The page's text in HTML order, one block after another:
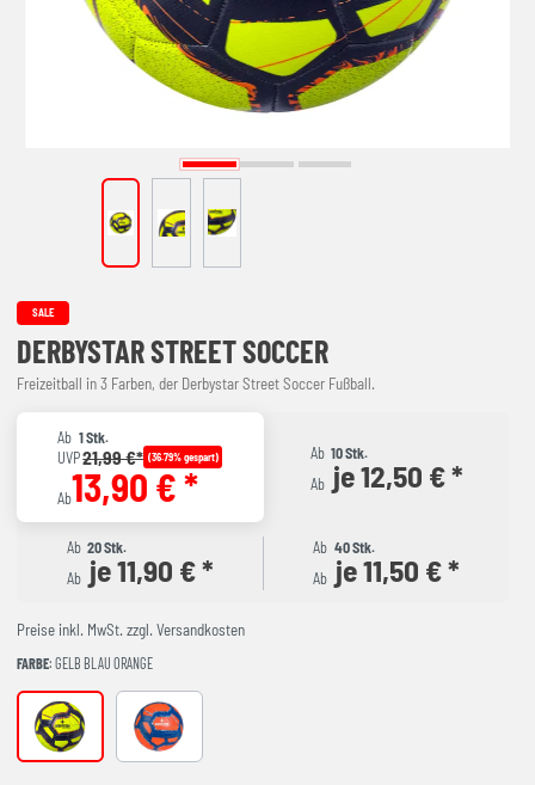
SALE
DERBYSTAR STREET SOCCER
Freizeitball in 3 Farben, der Derbystar Street Soccer Fußball.
Ab 1 Stk.
UVP21,99 €* (36.79% gespart)
Ab13,90 € *
Ab 10 Stk.
Ab je 12,50 € *
Ab 20 Stk.
Ab je 11,90 € *
Ab 40 Stk.
Ab je 11,50 € *
Preise inkl. MwSt. zzgl. Versandkosten
FARBE: GELB BLAU ORANGE
gelb blau orangeorange blau weiss